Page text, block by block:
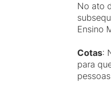
No ato
Ensino
Cotas:
para